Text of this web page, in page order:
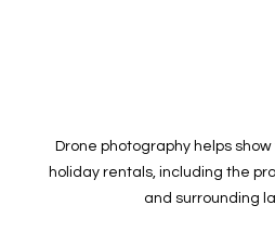
Drone photography helps
holiday rentals, including the
and surrounding